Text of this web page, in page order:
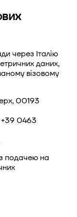
через Італію
даних,
візовому
00193
0463
подачею на